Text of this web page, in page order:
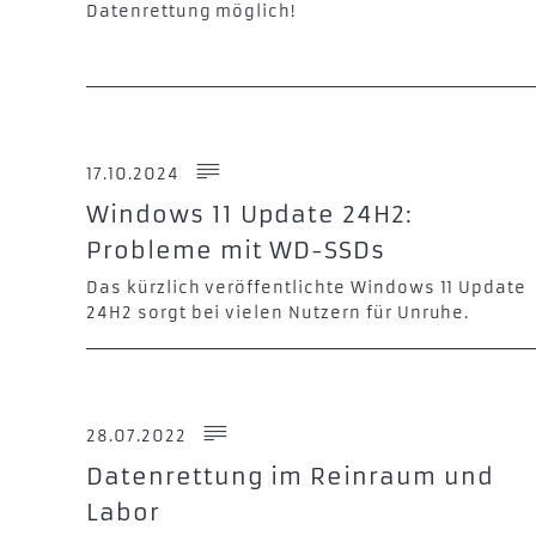
Datenrettung möglich!
17.10.2024
Windows 11 Update 24H2:
Probleme mit WD-SSDs
Das kürzlich veröffentlichte Windows 11 Update
24H2 sorgt bei vielen Nutzern für Unruhe.
28.07.2022
Datenrettung im Reinraum und
Labor